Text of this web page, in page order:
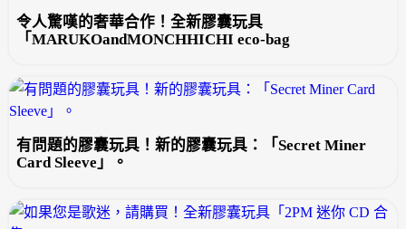
令人驚嘆的奢華合作！全新膠囊玩具
「MARUKOandMONCHHICHI eco-bag
有問題的膠囊玩具！新的膠囊玩具：「Secret Miner
Card Sleeve」。